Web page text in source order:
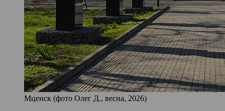
Мценск (фото Олег Д., весна, 2026)